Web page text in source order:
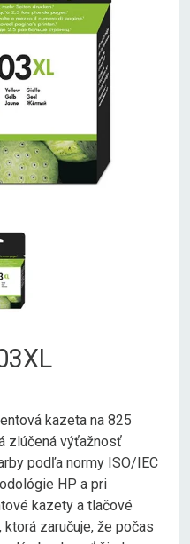
kazeta na 825
zlúčená výťažnosť
podľa normy ISO/IEC
HP a pri
kazety a tlačové
zaručuje, že počas